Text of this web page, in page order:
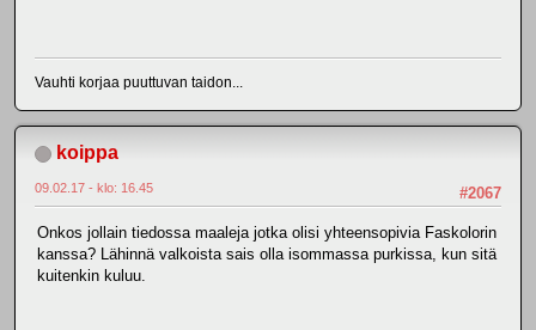
Vauhti korjaa puuttuvan taidon...
koippa
#2067
09.02.17 - klo: 16.45
Onkos jollain tiedossa maaleja jotka olisi yhteensopivia Faskolorin
kanssa? Lähinnä valkoista sais olla isommassa purkissa, kun sitä
kuitenkin kuluu.